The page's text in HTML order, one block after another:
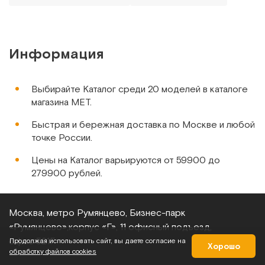
Информация
Выбирайте Каталог среди 20 моделей в каталоге
магазина МЕТ.
Быстрая и бережная доставка по Москве и любой
точке России.
Цены на Каталог варьируются от 59900 до
279900 рублей.
Москва, метро Румянцево, Бизнес‑парк
«Румянцево», корпус «Г», 11 офисный подъезд,
офис 521Г
Продолжая использовать сайт, вы даете согласие на
обработку файлов cookies
Хорошо